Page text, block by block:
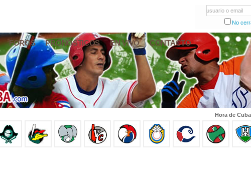
usuario o email
No
FOROS PRONÓSTICOS EN VIVO CONTACTO
Hora de